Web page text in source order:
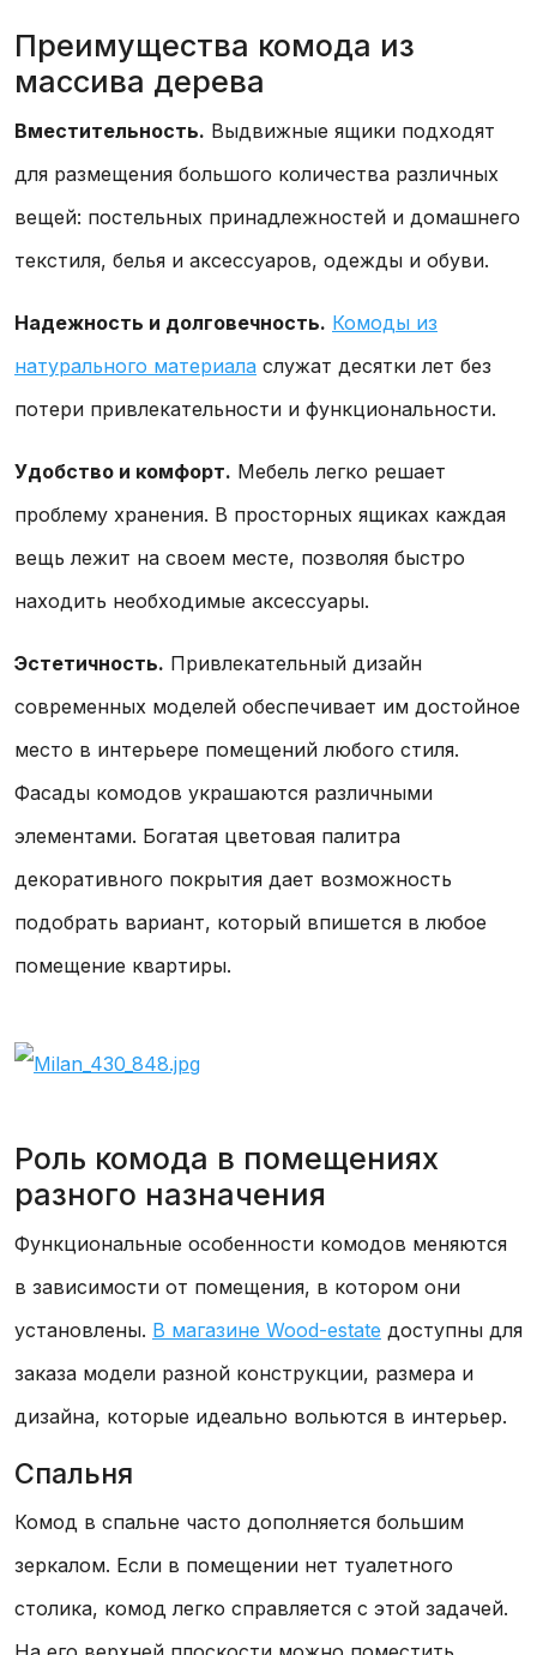
Преимущества комода из
массива дерева
Вместительность. Выдвижные ящики подходят
для размещения большого количества различных
вещей: постельных принадлежностей и домашнего
текстиля, белья и аксессуаров, одежды и обуви.
Надежность и долговечность. Комоды из
натурального материала служат десятки лет без
потери привлекательности и функциональности.
Удобство и комфорт. Мебель легко решает
проблему хранения. В просторных ящиках каждая
вещь лежит на своем месте, позволяя быстро
находить необходимые аксессуары.
Эстетичность. Привлекательный дизайн
современных моделей обеспечивает им достойное
место в интерьере помещений любого стиля.
Фасады комодов украшаются различными
элементами. Богатая цветовая палитра
декоративного покрытия дает возможность
подобрать вариант, который впишется в любое
помещение квартиры.
Роль комода в помещениях
разного назначения
Функциональные особенности комодов меняются
в зависимости от помещения, в котором они
установлены. В магазине Wood-estate доступны для
заказа модели разной конструкции, размера и
дизайна, которые идеально вольются в интерьер.
Спальня
Комод в спальне часто дополняется большим
зеркалом. Если в помещении нет туалетного
столика, комод легко справляется с этой задачей.